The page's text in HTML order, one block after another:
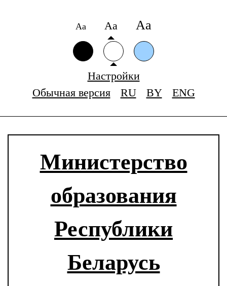
Аа Аа Аа
Настройки
Обычная версия
RU BY ENG
Министерство
образования
Республики
Беларусь